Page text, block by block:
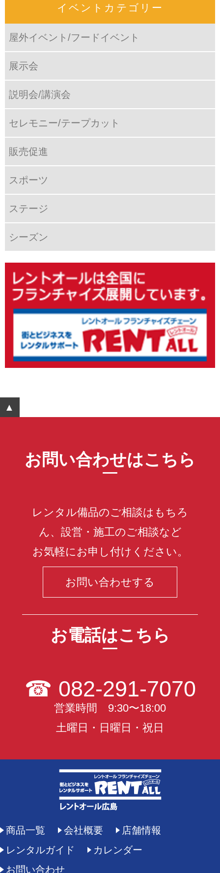
イベントカテゴリー
屋外イベント/フードイベント
展示会
説明会/講演会
セレモニー/テープカット
販売促進
スポーツ
ステージ
シーズン
お問い合わせはこちら
レンタル備品のご相談はもちろ
ん、設営・施工のご相談など
お気軽にお申し付けください。
お問い合わせする
お電話はこちら
☎ 082-291-7070
営業時間 9:30〜18:00
土曜日・日曜日・祝日
商品一覧 会社概要
店舗情報
レンタルガイド
カレンダー
お問い合わせ